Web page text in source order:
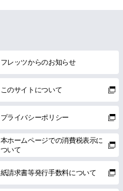
フレッツからのお知らせ
このサイトについて
プライバシーポリシー
本ホームページでの消費税表示に
ついて
紙請求書等発行手数料について